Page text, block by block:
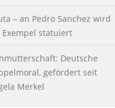
– an Pedro Sanchez wird
Exempel statuiert
Deutsche
gefördert seit
Merkel